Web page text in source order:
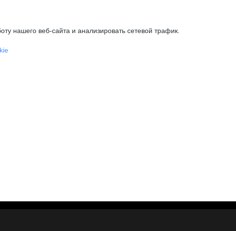
нашего веб-сайта и анализировать сетевой трафик.